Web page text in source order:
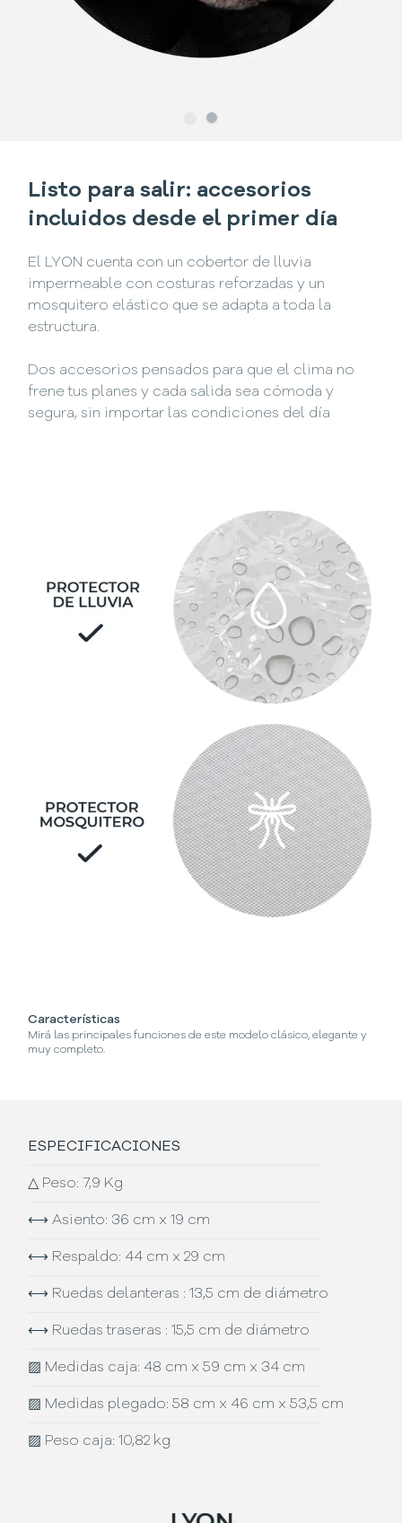
SlideSlide
Listo para salir: accesorios
incluidos desde el primer día
El LYON cuenta con un cobertor de lluvia
impermeable con costuras reforzadas y un
mosquitero elástico que se adapta a toda la
estructura.
Dos accesorios pensados para que el clima no
frene tus planes y cada salida sea cómoda y
segura, sin importar las condiciones del día
Características
Mirá las principales funciones de este modelo clásico, elegante y
muy completo.
ESPECIFICACIONES
△ Peso: 7,9 Kg
⟷ Asiento: 36 cm x 19 cm
⟷ Respaldo: 44 cm x 29 cm
⟷ Ruedas delanteras : 13,5 cm de diámetro
⟷ Ruedas traseras : 15,5 cm de diámetro
▨ Medidas caja: 48 cm x 59 cm x 34 cm
▨ Medidas plegado: 58 cm x 46 cm x 53,5 cm
▨ Peso caja: 10,82 kg